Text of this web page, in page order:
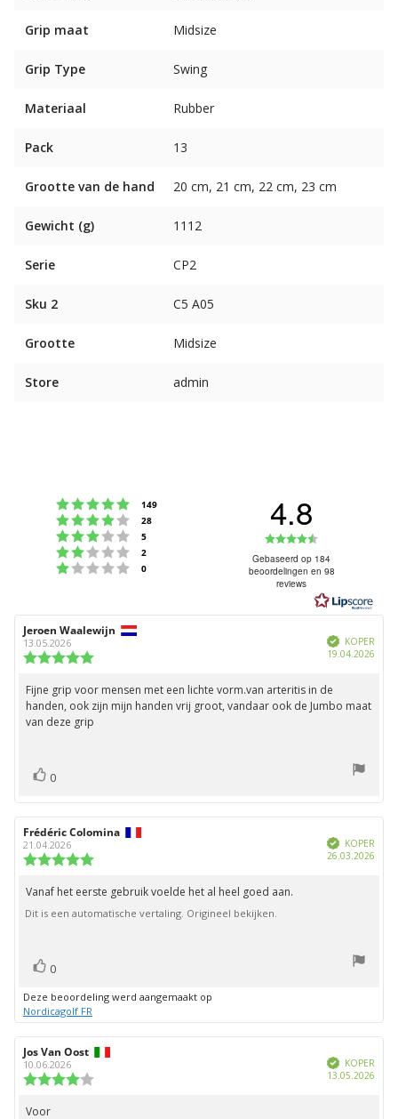
Grip maat Midsize
Grip Type Swing
Materiaal Rubber
Pack 13
Grootte van de hand 20 cm, 21 cm, 22 cm, 23 cm
Gewicht (g) 1112
Serie CP2
Sku 2 C5 A05
Grootte Midsize
Store admin
Beoordeling: 5 uit 5 sterren
149
Beoordeling: 4 uit 5 sterren
28
Beoordeling: 3 uit 5 sterren
5
Beoordeling: 2 uit 5 sterren
2
Beoordeling: 1 uit 5 sterren
0
4.8
4.8
uit
5
Gebaseerd op 184
beoordelingen en 98
reviews
Auteur
van
deze
beoordeling:
Jeroen Waalewijn
13.05.2026
uit
5
sterren
Geverifieerd
KOPER
19.04.2026
Beoordelingstekst:
Fijne grip voor mensen met een lichte vorm.van arteritis in de
handen, ook zijn mijn handen vrij groot, vandaar ook de Jumbo maat
van deze grip
Stem
omhoog
0
Auteur
van
deze
beoordeling:
Frédéric Colomina
21.04.2026
uit
5
sterren
Geverifieerd
KOPER
26.03.2026
Beoordelingstekst:
Vanaf het eerste gebruik voelde het al heel goed aan.
Dit is een automatische vertaling. Origineel bekijken.
Stem
omhoog
0
Deze beoordeling werd aangemaakt op
Nordicagolf FR
Auteur
van
deze
beoordeling:
Jos Van Oost
10.06.2026 Geverifieerd
KOPER
13.05.2026
Beoordelingstekst:
Voor